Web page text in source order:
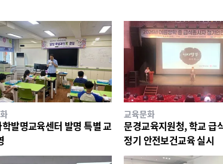
발명교육센터 발명 특별 교
교육문화
문경교육지원청, 학교 급
정기 안전보건교육 실시